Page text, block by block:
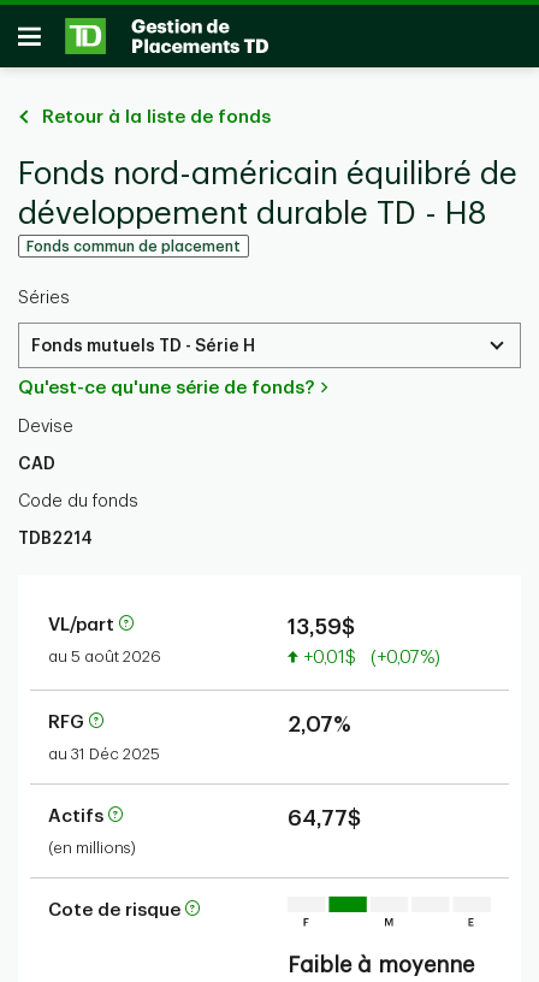
Passer au contenu principal
Ouvrir
Retour à la liste de fonds
Fonds nord-américain équilibré de
développement durable TD - H8
Fonds commun de placement
Séries
Fonds mutuels TD - Série H
Qu'est-ce qu'une série de fonds?
Devise
CAD
Code du fonds
TDB2214
VL/part
au 5 août 2026
13,59$
Valeur accrue
+0,01$ (+0,07%)
RFG
au 31 Déc 2025
2,07%
Actifs
(en millions)
64,77$
Cote de risque
Faible à moyenne